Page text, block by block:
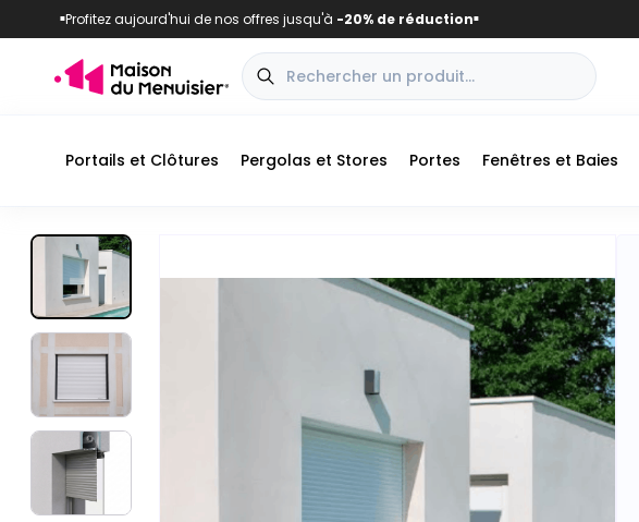
■Profitez aujourd'hui de nos offres jusqu'à -20% de réduction■
Portails et Clôtures Pergolas et Stores Portes Fenêtres et Baies